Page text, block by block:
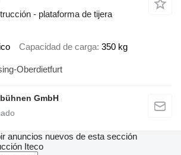
- plataforma de tijera
Capacidad de carga 350 kg
Oberdietfurt
GmbH
anuncios nuevos de esta sección
Iteco